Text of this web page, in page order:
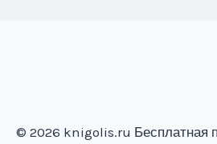
© 2026 knigolis.ru Бесплатная